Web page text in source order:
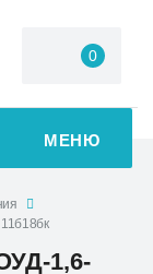
0
МЕНЮ
1,6-